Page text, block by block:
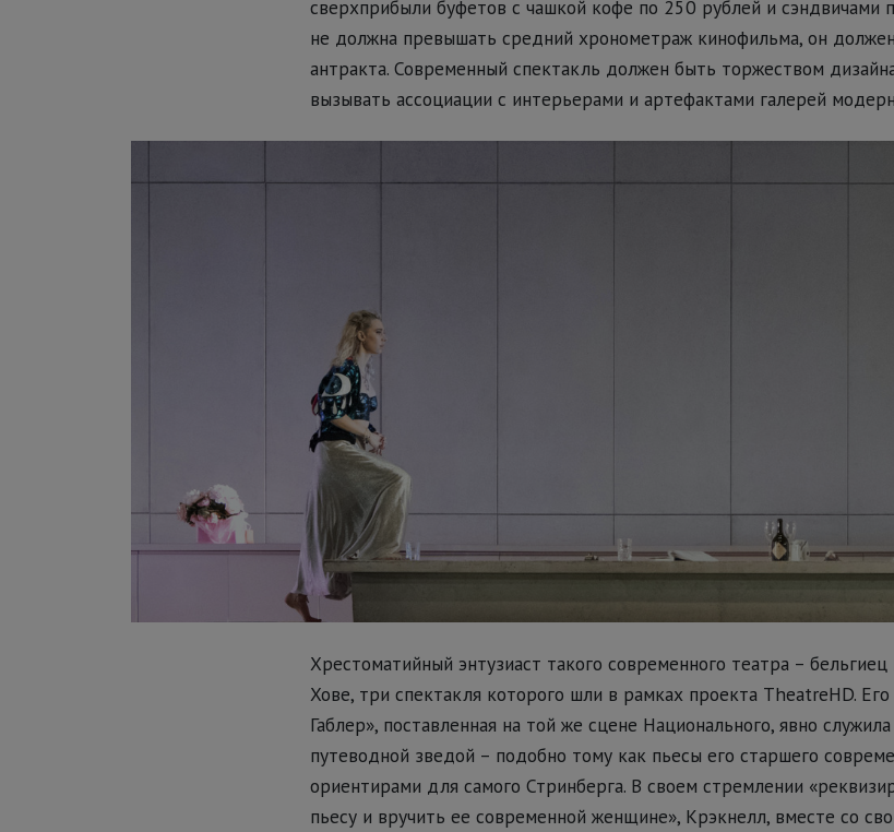
сверхприбыли буфетов с чашкой кофе по 250 рублей и сэндвичами
не должна превышать средний хронометраж кинофильма, он
антракта. Современный спектакль должен быть торжеством
вызывать ассоциации с интерьерами и артефактами галерей
Хрестоматийный энтузиаст такого современного театра –
Хове, три спектакля которого шли в рамках проекта TheatreHD.
Габлер», поставленная на той же сцене Национального, явно
путеводной зведой – подобно тому как пьесы его старшего
ориентирами для самого Стринберга. В своем стремлении
пьесу и вручить ее современной женщине», Крэкнелл, вместе со